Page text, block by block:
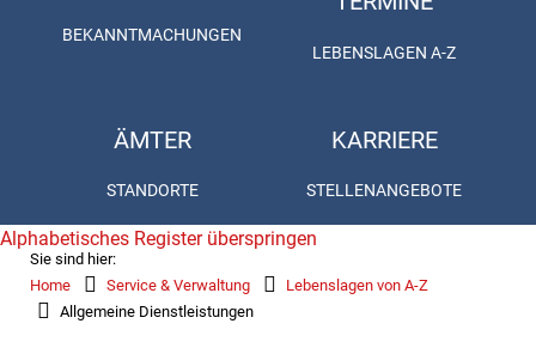
BEKANNTMACHUNGEN
LEBENSLAGEN A-Z
ÄMTER
STANDORTE
KARRIERE
STELLENANGEBOTE
Sie sind hier:
Home
Service & Verwaltung
Lebenslagen von A-Z
Allgemeine Dienstleistungen
Alphabetisches Register überspringen